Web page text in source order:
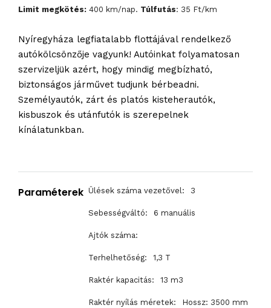
Limit megkötés: 400 km/nap. Túlfutás: 35 Ft/km
Nyíregyháza legfiatalabb flottájával rendelkező
autókölcsönzője vagyunk! Autóinkat folyamatosan
szervizeljük azért, hogy mindig megbízható,
biztonságos járművet tudjunk bérbeadni.
Személyautók, zárt és platós kisteherautók,
kisbuszok és utánfutók is szerepelnek
kínálatunkban.
Paraméterek Ülések száma vezetővel: 3
Sebességváltó: 6 manuális
Ajtók száma:
Terhelhetőség: 1,3 T
Raktér kapacitás: 13 m3
Raktér nyílás méretek: Hossz: 3500 mm